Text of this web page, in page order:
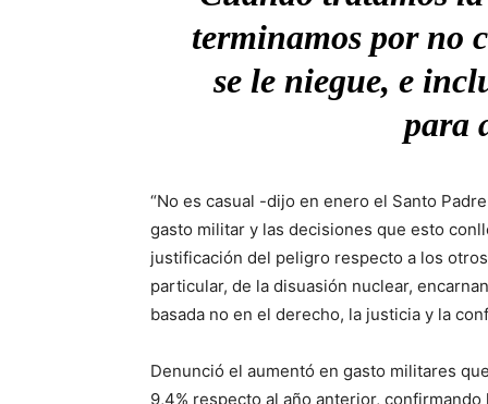
terminamos por no
se le niegue, e
para
“No es casual -dijo en enero el Santo
gasto militar y las decisiones que esto
justificación del peligro respecto a los
particular, de la disuasión nuclear,
basada no en el derecho, la justicia y la
Denunció el aumentó en gasto militares
9,4% respecto al año anterior,